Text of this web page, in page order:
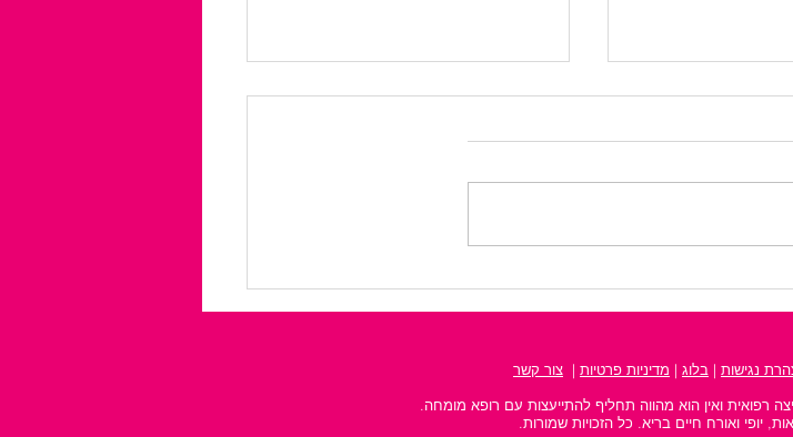
לכל
מעבר לבוטוקס
נגישות ‬ | בלוג | מדיניות פרטיות | צור קשר
רפואית ואין הוא מהווה תחליף להתייעצות עם רופא מומחה.